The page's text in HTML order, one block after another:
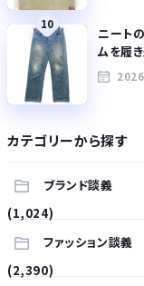
10
ニート
ムを履
カテゴリーから探す
ブランド談義
(1,024)
ファッション談義
(2,390)